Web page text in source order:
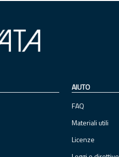
AIUTO
FAQ
Materiali utili
Licenze